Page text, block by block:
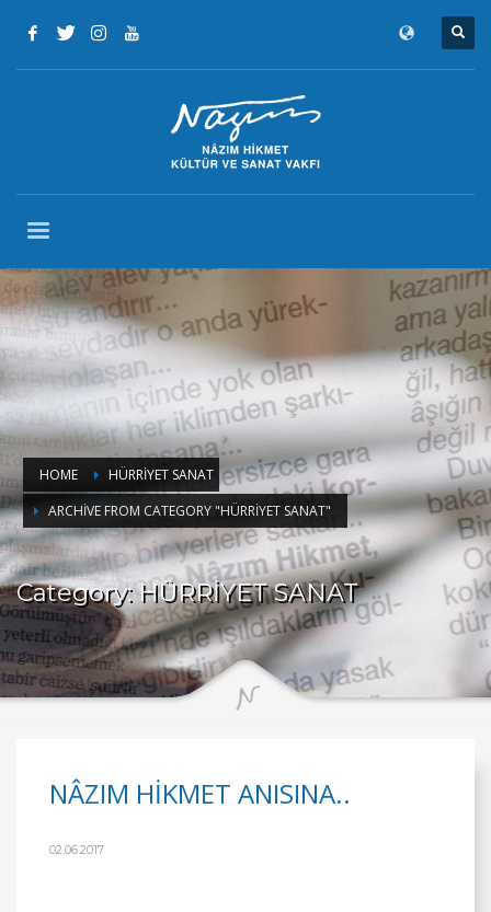
HOME
HÜRRİYET SANAT
ARCHIVE FROM CATEGORY "HÜRRİYET SANAT"
Category: HÜRRİYET SANAT
NÂZIM HİKMET ANISINA..
02.06.2017